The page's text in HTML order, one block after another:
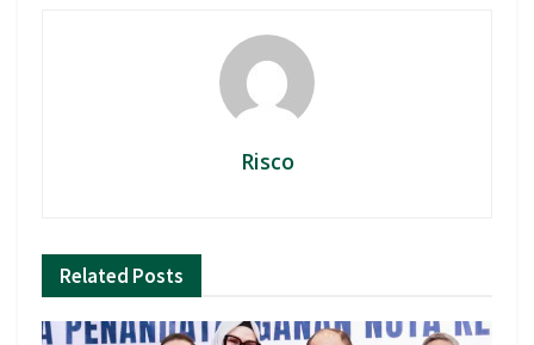
Risco
Related Posts